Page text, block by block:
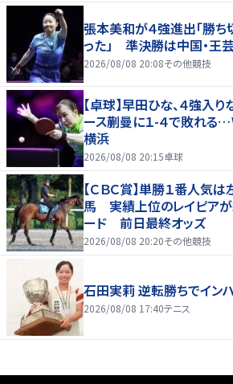
張本美和が４強進出「勝ち
った」 準決勝は中国・王
2026/08/08 20:08その他競技
【卓球】早田ひな、４強
ース蒯曼に１-４で敗れる…
横浜
2026/08/08 20:15卓球
【ＣＢＣ賞】単勝１番人気
馬 実績上位のレイピア
ード 前日最終オッズ
2026/08/08 20:20その他競技
石田実莉 逆転勝ちでイン
2026/08/08 17:40テニス